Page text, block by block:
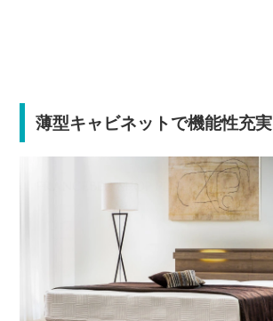
薄型キャビネットで機能性充実